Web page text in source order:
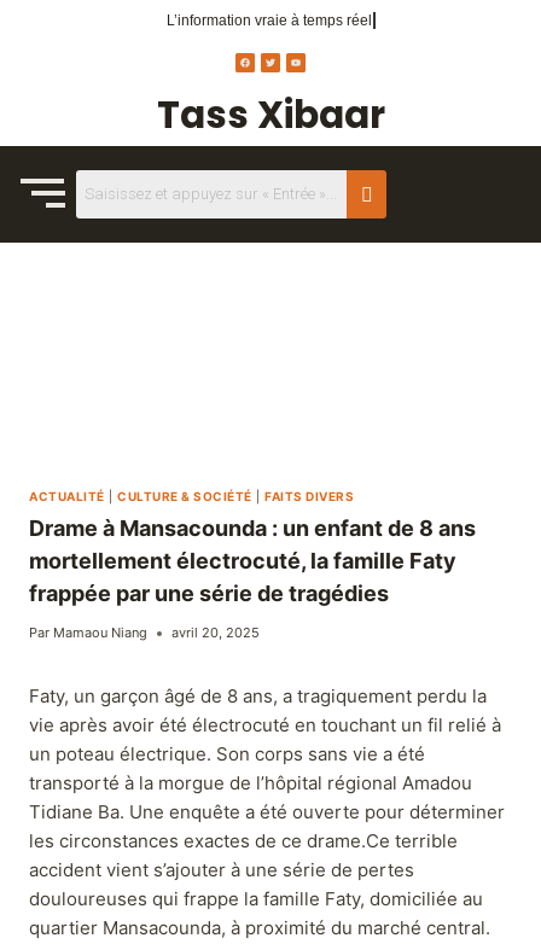
Tass Xibaar
L’information vraie à temps réel.
ACTUALITÉ CULTURE & SOCIÉTÉ FAITS DIVERS
Drame à Mansacounda : un enfant de 8 ans
mortellement électrocuté, la famille Faty
frappée par une série de tragédies
Par Mamaou Niang avril 20, 2025
Faty, un garçon âgé de 8 ans, a tragiquement perdu la
vie après avoir été électrocuté en touchant un fil relié à
un poteau électrique. Son corps sans vie a été
transporté à la morgue de l’hôpital régional Amadou
Tidiane Ba. Une enquête a été ouverte pour déterminer
les circonstances exactes de ce drame.Ce terrible
accident vient s’ajouter à une série de pertes
douloureuses qui frappe la famille Faty, domiciliée au
quartier Mansacounda, à proximité du marché central.